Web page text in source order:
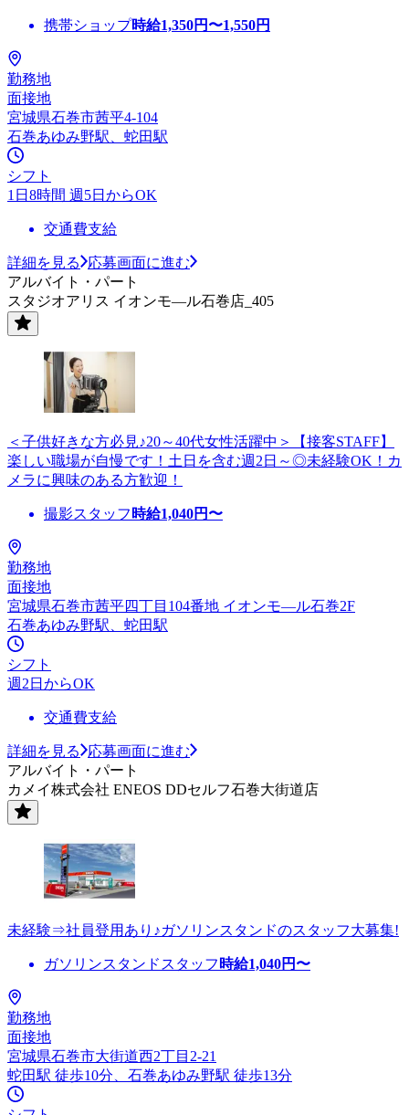
携帯ショップ時給1,350円〜1,550円
勤務地
面接地
宮城県石巻市茜平4-104
石巻あゆみ野駅、蛇田駅
シフト
1日8時間 週5日からOK
交通費支給
詳細を見る
応募画面に進む
アルバイト・パート
スタジオアリス イオンモ—ル石巻店_405
＜子供好きな方必見♪20～40代女性活躍中＞【接客STAFF】
楽しい職場が自慢です！土日を含む週2日～◎未経験OK！カ
メラに興味のある方歓迎！
撮影スタッフ 時給1,040円〜
勤務地
面接地
宮城県石巻市茜平四丁目104番地 イオンモ—ル石巻2F
石巻あゆみ野駅、蛇田駅
シフト
週2日からOK
交通費支給
詳細を見る
応募画面に進む
アルバイト・パート
カメイ株式会社 ENEOS DDセルフ石巻大街道店
未経験⇒社員登用あり♪ガソリンスタンドのスタッフ大募集!
ガソリンスタンドスタッフ 時給1,040円〜
勤務地
面接地
宮城県石巻市大街道西2丁目2-21
蛇田駅 徒歩10分、石巻あゆみ野駅 徒歩13分